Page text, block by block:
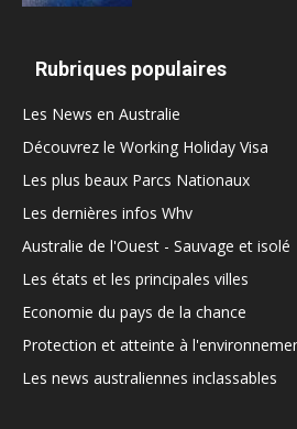
Rubriques populaires
Les News en Australie
Découvrez le Working Holiday Visa
Les plus beaux Parcs Nationaux
Les dernières infos Whv
Australie de l'Ouest - Sauvage et isolé
Les états et les principales villes
Economie du pays de la chance
Protection et atteinte à
Les news australiennes inclassables